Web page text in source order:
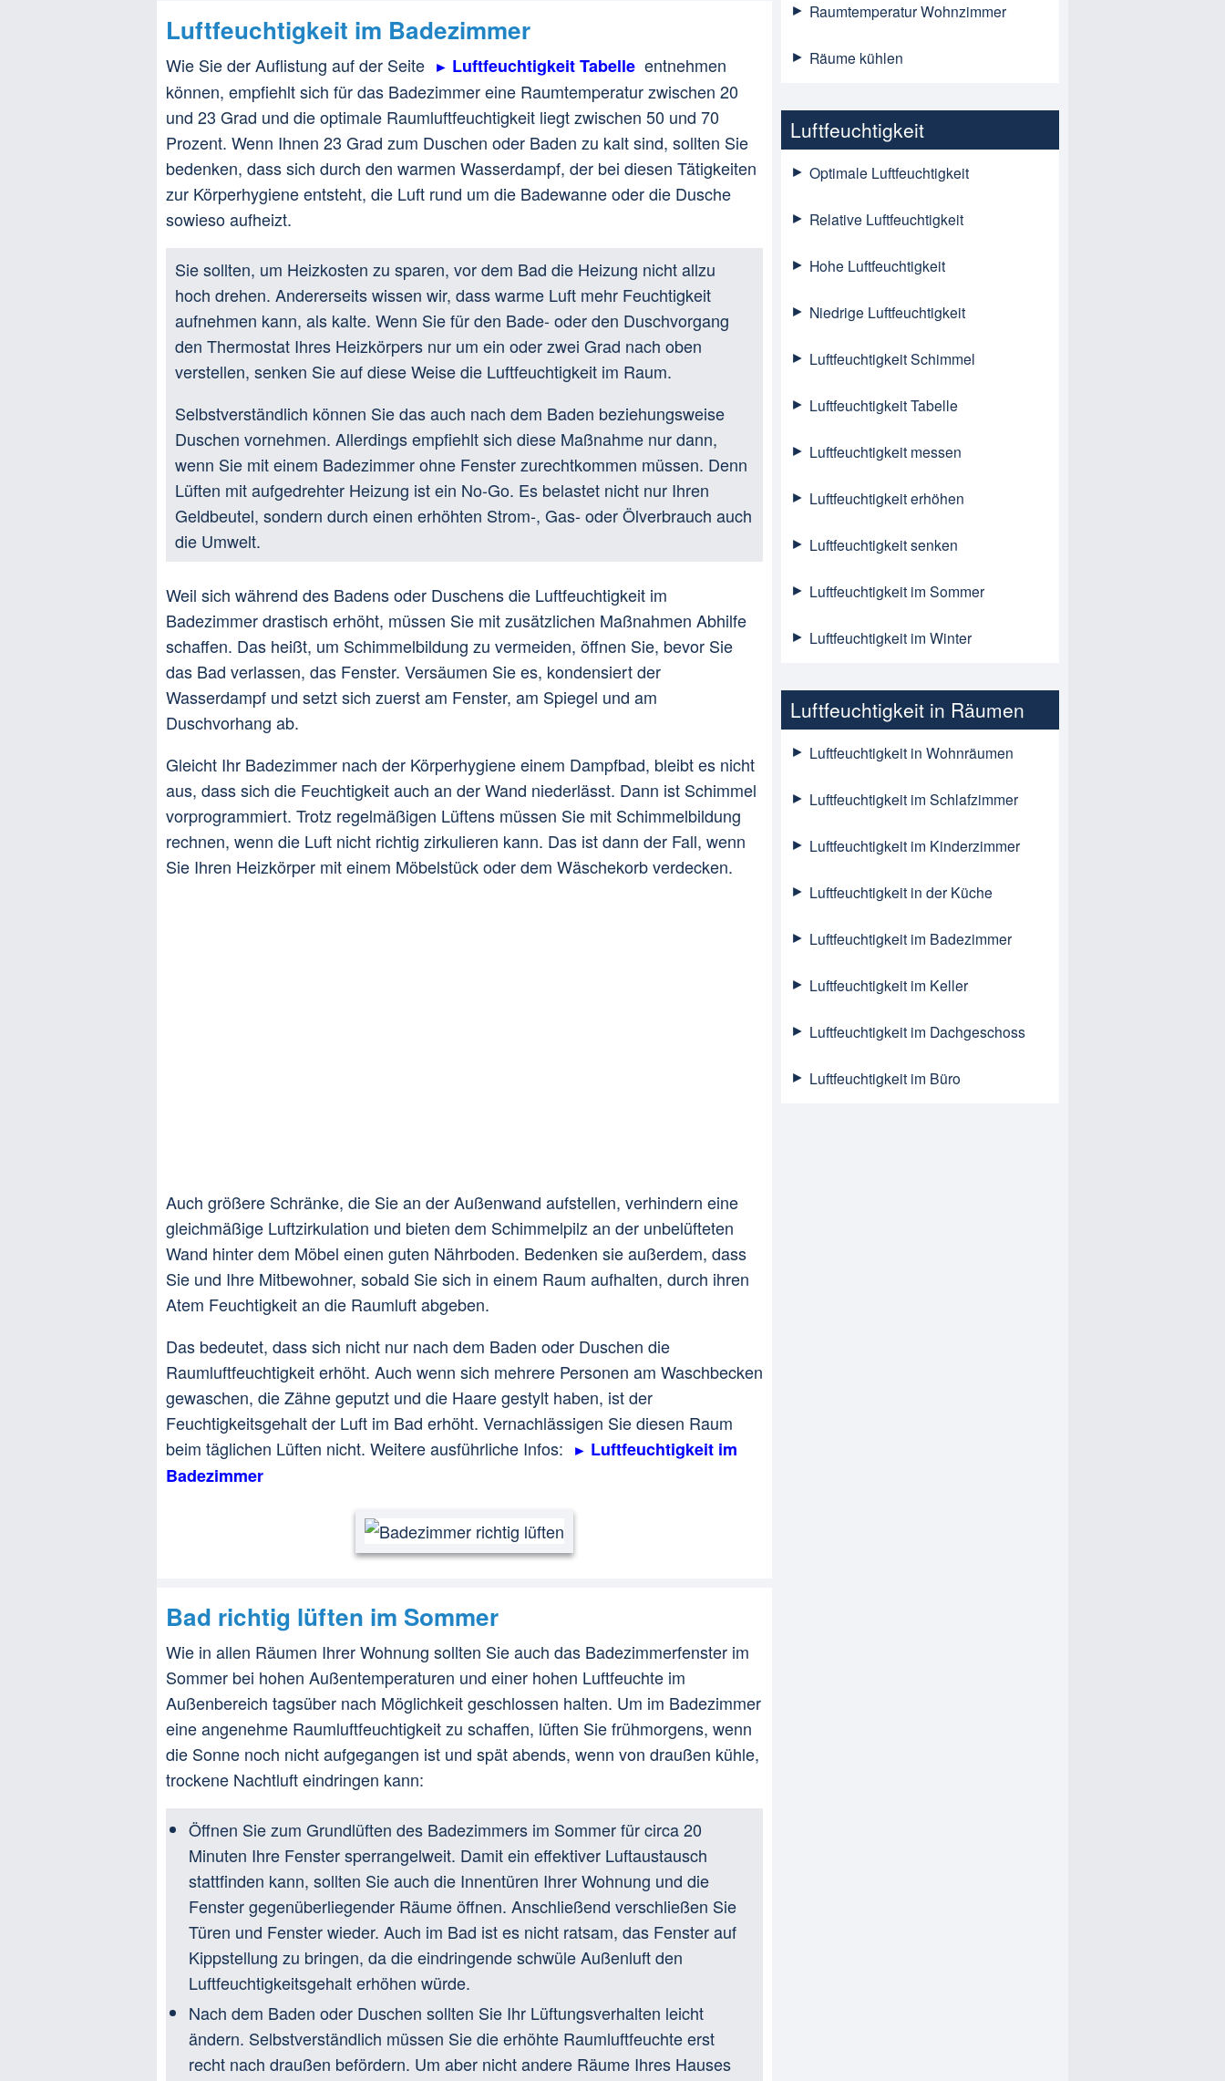
Luftfeuchtigkeit im Badezimmer
Wie Sie der Auflistung auf der Seite Luftfeuchtigkeit Tabelle entnehmen
können, empfiehlt sich für das Badezimmer eine Raumtemperatur zwischen 20
und 23 Grad und die optimale Raumluftfeuchtigkeit liegt zwischen 50 und 70
Prozent. Wenn Ihnen 23 Grad zum Duschen oder Baden zu kalt sind, sollten Sie
bedenken, dass sich durch den warmen Wasserdampf, der bei diesen Tätigkeiten
zur Körperhygiene entsteht, die Luft rund um die Badewanne oder die Dusche
sowieso aufheizt.
Sie sollten, um Heizkosten zu sparen, vor dem Bad die Heizung nicht allzu
hoch drehen. Andererseits wissen wir, dass warme Luft mehr Feuchtigkeit
aufnehmen kann, als kalte. Wenn Sie für den Bade- oder den Duschvorgang
den Thermostat Ihres Heizkörpers nur um ein oder zwei Grad nach oben
verstellen, senken Sie auf diese Weise die Luftfeuchtigkeit im Raum.
Selbstverständlich können Sie das auch nach dem Baden beziehungsweise
Duschen vornehmen. Allerdings empfiehlt sich diese Maßnahme nur dann,
wenn Sie mit einem Badezimmer ohne Fenster zurechtkommen müssen. Denn
Lüften mit aufgedrehter Heizung ist ein No-Go. Es belastet nicht nur Ihren
Geldbeutel, sondern durch einen erhöhten Strom-, Gas- oder Ölverbrauch auch
die Umwelt.
Weil sich während des Badens oder Duschens die Luftfeuchtigkeit im
Badezimmer drastisch erhöht, müssen Sie mit zusätzlichen Maßnahmen Abhilfe
schaffen. Das heißt, um Schimmelbildung zu vermeiden, öffnen Sie, bevor Sie
das Bad verlassen, das Fenster. Versäumen Sie es, kondensiert der
Wasserdampf und setzt sich zuerst am Fenster, am Spiegel und am
Duschvorhang ab.
Gleicht Ihr Badezimmer nach der Körperhygiene einem Dampfbad, bleibt es nicht
aus, dass sich die Feuchtigkeit auch an der Wand niederlässt. Dann ist Schimmel
vorprogrammiert. Trotz regelmäßigen Lüftens müssen Sie mit Schimmelbildung
rechnen, wenn die Luft nicht richtig zirkulieren kann. Das ist dann der Fall, wenn
Sie Ihren Heizkörper mit einem Möbelstück oder dem Wäschekorb verdecken.
Auch größere Schränke, die Sie an der Außenwand aufstellen, verhindern eine
gleichmäßige Luftzirkulation und bieten dem Schimmelpilz an der unbelüfteten
Wand hinter dem Möbel einen guten Nährboden. Bedenken sie außerdem, dass
Sie und Ihre Mitbewohner, sobald Sie sich in einem Raum aufhalten, durch ihren
Atem Feuchtigkeit an die Raumluft abgeben.
Das bedeutet, dass sich nicht nur nach dem Baden oder Duschen die
Raumluftfeuchtigkeit erhöht. Auch wenn sich mehrere Personen am Waschbecken
gewaschen, die Zähne geputzt und die Haare gestylt haben, ist der
Feuchtigkeitsgehalt der Luft im Bad erhöht. Vernachlässigen Sie diesen Raum
beim täglichen Lüften nicht. Weitere ausführliche Infos:
Luftfeuchtigkeit im
Badezimmer
Bad richtig lüften im Sommer
Wie in allen Räumen Ihrer Wohnung sollten Sie auch das Badezimmerfenster im
Sommer bei hohen Außentemperaturen und einer hohen Luftfeuchte im
Außenbereich tagsüber nach Möglichkeit geschlossen halten. Um im Badezimmer
eine angenehme Raumluftfeuchtigkeit zu schaffen, lüften Sie frühmorgens, wenn
die Sonne noch nicht aufgegangen ist und spät abends, wenn von draußen kühle,
trockene Nachtluft eindringen kann:
Öffnen Sie zum Grundlüften des Badezimmers im Sommer für circa 20
Minuten Ihre Fenster sperrangelweit. Damit ein effektiver Luftaustausch
stattfinden kann, sollten Sie auch die Innentüren Ihrer Wohnung und die
Fenster gegenüberliegender Räume öffnen. Anschließend verschließen Sie
Türen und Fenster wieder. Auch im Bad ist es nicht ratsam, das Fenster auf
Kippstellung zu bringen, da die eindringende schwüle Außenluft den
Luftfeuchtigkeitsgehalt erhöhen würde.
Nach dem Baden oder Duschen sollten Sie Ihr Lüftungsverhalten leicht
ändern. Selbstverständlich müssen Sie die erhöhte Raumluftfeuchte erst
recht nach draußen befördern. Um aber nicht andere Räume Ihres Hauses
Raumtemperatur Wohnzimmer
Räume kühlen
Luftfeuchtigkeit
Optimale Luftfeuchtigkeit
Relative Luftfeuchtigkeit
Hohe Luftfeuchtigkeit
Niedrige Luftfeuchtigkeit
Luftfeuchtigkeit Schimmel
Luftfeuchtigkeit Tabelle
Luftfeuchtigkeit messen
Luftfeuchtigkeit erhöhen
Luftfeuchtigkeit senken
Luftfeuchtigkeit im Sommer
Luftfeuchtigkeit im Winter
Luftfeuchtigkeit in Räumen
Luftfeuchtigkeit in Wohnräumen
Luftfeuchtigkeit im Schlafzimmer
Luftfeuchtigkeit im Kinderzimmer
Luftfeuchtigkeit in der Küche
Luftfeuchtigkeit im Badezimmer
Luftfeuchtigkeit im Keller
Luftfeuchtigkeit im Dachgeschoss
Luftfeuchtigkeit im Büro